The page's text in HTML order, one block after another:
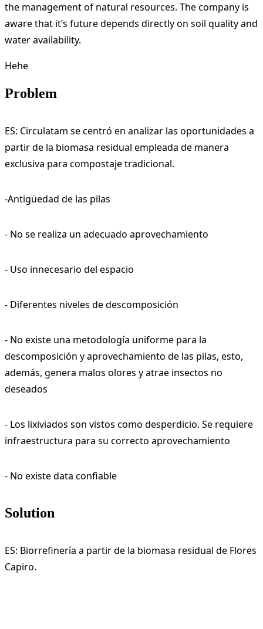
the management of natural resources. The company is
aware that it’s future depends directly on soil quality and
water availability.
Hehe
Problem
ES: Circulatam se centró en analizar las oportunidades a
partir de la biomasa residual empleada de manera
exclusiva para compostaje tradicional.
-Antigüedad de las pilas
- No se realiza un adecuado aprovechamiento
- Uso innecesario del espacio
- Diferentes niveles de descomposición
- No existe una metodología uniforme para la
descomposición y aprovechamiento de las pilas, esto,
además, genera malos olores y atrae insectos no
deseados
- Los lixiviados son vistos como desperdicio. Se requiere
infraestructura para su correcto aprovechamiento
- No existe data confiable
Solution
ES: Biorrefinería a partir de la biomasa residual de Flores
Capiro.